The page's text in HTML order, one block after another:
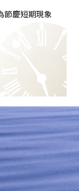
節慶短期現象